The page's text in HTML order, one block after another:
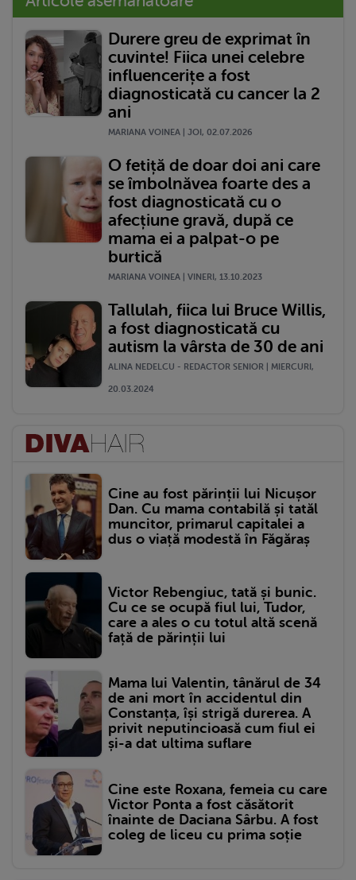
Durere greu de exprimat în
cuvinte! Fiica unei celebre
influencerițe a fost
diagnosticată cu cancer la 2
ani
MARIANA VOINEA | JOI, 02.07.2026
O fetiță de doar doi ani care
se îmbolnăvea foarte des a
fost diagnosticată cu o
afecțiune gravă, după ce
mama ei a palpat-o pe
burtică
MARIANA VOINEA | VINERI, 13.10.2023
Tallulah, fiica lui Bruce Willis,
a fost diagnosticată cu
autism la vârsta de 30 de ani
ALINA NEDELCU - REDACTOR SENIOR | MIERCURI,
20.03.2024
Cine au fost părinții lui Nicușor
Dan. Cu mama contabilă și tatăl
muncitor, primarul capitalei a
dus o viață modestă în Făgăraș
Victor Rebengiuc, tată și bunic.
Cu ce se ocupă fiul lui, Tudor,
care a ales o cu totul altă scenă
față de părinții lui
Mama lui Valentin, tânărul de 34
de ani mort în accidentul din
Constanța, își strigă durerea. A
privit neputincioasă cum fiul ei
și-a dat ultima suflare
Cine este Roxana, femeia cu care
Victor Ponta a fost căsătorit
înainte de Daciana Sârbu. A fost
coleg de liceu cu prima soție